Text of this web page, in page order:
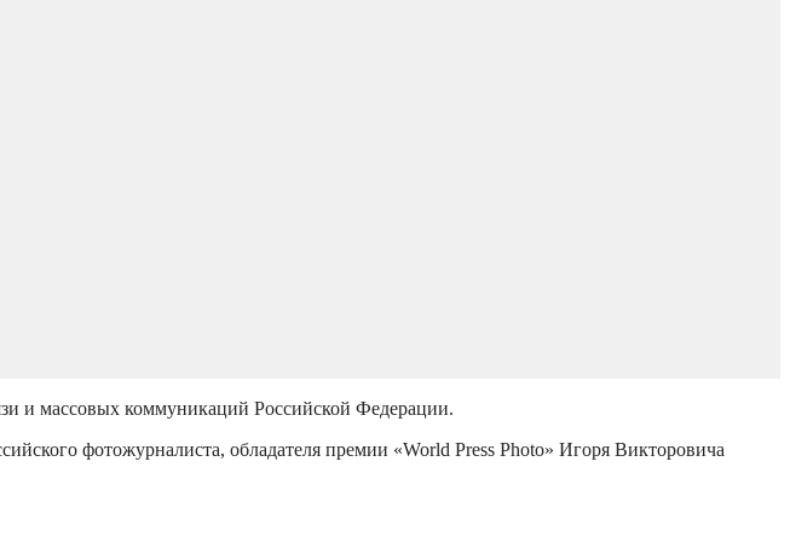
и массовых коммуникаций Российской Федерации.
фотожурналиста, обладателя премии «World Press Photo» Игоря Викторовича